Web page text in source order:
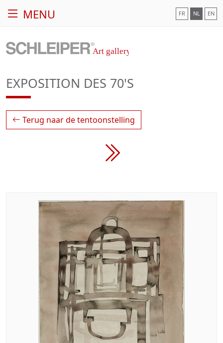
MENU FR NL EN
EXPOSITION DES 70'S
Terug naar de tentoonstelling